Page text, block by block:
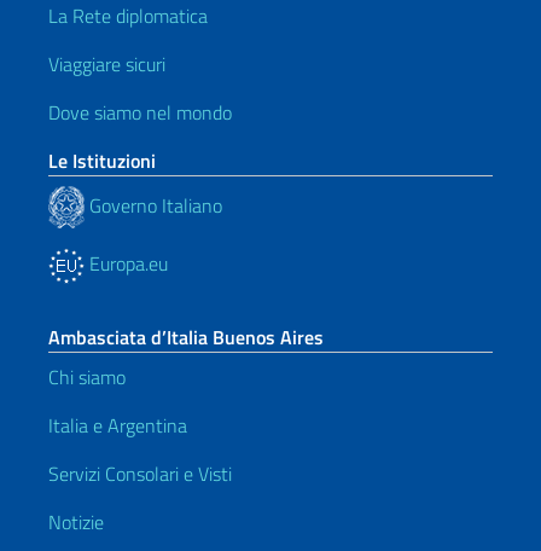
La Rete diplomatica
Viaggiare sicuri
Dove siamo nel mondo
Le Istituzioni
Governo Italiano
Europa.eu
Ambasciata d’Italia Buenos Aires
Chi siamo
Italia e Argentina
Servizi Consolari e Visti
Notizie